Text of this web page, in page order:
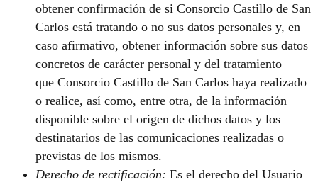
obtener confirmación de si Consorcio Castillo de San
Carlos está tratando o no sus datos personales y, en
caso afirmativo, obtener información sobre sus datos
concretos de carácter personal y del tratamiento
que Consorcio Castillo de San Carlos haya realizado
o realice, así como, entre otra, de la información
disponible sobre el origen de dichos datos y los
destinatarios de las comunicaciones realizadas o
previstas de los mismos.
Derecho de rectificación: Es el derecho del Usuario